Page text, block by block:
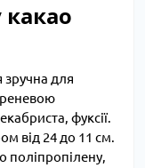
зручна для
фуксії.
від 24 до 11 см.
поліпропілену,